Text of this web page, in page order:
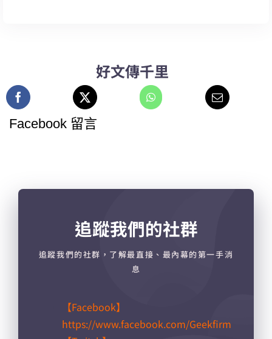
～～～
我如果是開酒店的人，可能會很想要殺掉寫這篇文